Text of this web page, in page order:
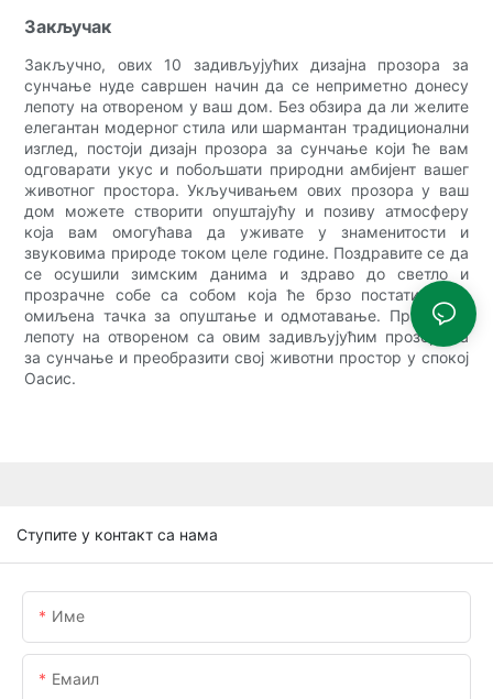
Закључак
Закључно, ових 10 задивљујућих дизајна прозора за
сунчање нуде савршен начин да се неприметно донесу
лепоту на отвореном у ваш дом. Без обзира да ли желите
елегантан модерног стила или шармантан традиционални
изглед, постоји дизајн прозора за сунчање који ће вам
одговарати укус и побољшати природни амбијент вашег
животног простора. Укључивањем ових прозора у ваш
дом можете створити опуштајућу и позиву атмосферу
која вам омогућава да уживате у знаменитости и
звуковима природе током целе године. Поздравите се да
се осушили зимским данима и здраво до светло и
прозрачне собе са собом која ће брзо постати ваша
омиљена тачка за опуштање и одмотавање. Пригрлите
лепоту на отвореном са овим задивљујућим прозорима
за сунчање и преобразити свој животни простор у спокој
Оасис.
Ступите у контакт са нама
Име
Емаил